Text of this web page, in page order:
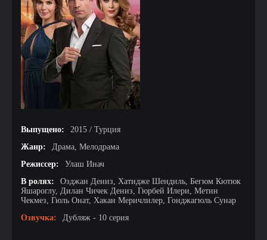
Выпущено:
2015 / Турция
Жанр:
Драма, Мелодрама
Режиссер:
Улаш Инач
В ролях:
Озджан Дениз, Хатидже Шендиль, Бегюм Кютюк
Яшароглу, Дилан Чичек Дениз, Гюрбей Илери, Метин
Чекмез, Гюль Онат, Хакан Меричлилер, Гонджагюль Сунар
Озвучка:
Дубляж - 10 серия